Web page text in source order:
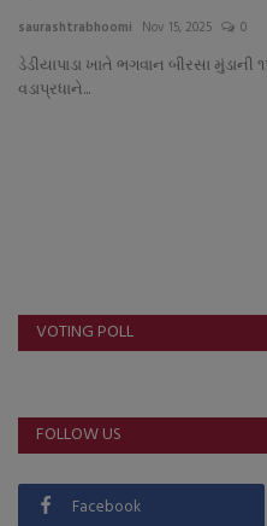
About Author
Contact
ગુજરાત
Support US
બજારના સમાચાર
saurashtrabhoomi Nov 15, 2025 0
ડેડીયાપાડા ખાતે ભગવાન બીરસા
વડાપ્રધાને...
VOTING POLL
FOLLOW US
Facebook